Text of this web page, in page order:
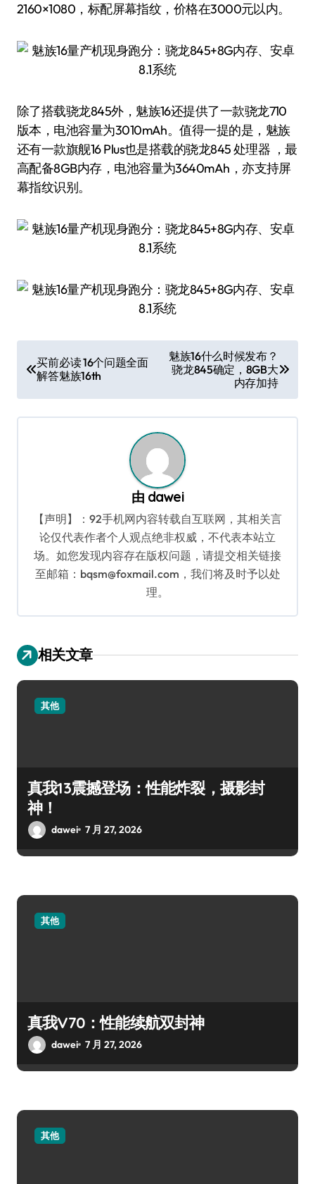
2160×1080，标配屏幕指纹，价格在3000元以内。
除了搭载骁龙845外，魅族16还提供了一款骁龙710
版本，电池容量为3010mAh。值得一提的是，魅族
还有一款旗舰16 Plus也是搭载的骁龙845 处理器 ，最
高配备8GB内存，电池容量为3640mAh，亦支持屏
幕指纹识别。
章
导
航
买前必读 16个问题全面
解答魅族16th
魅族16什么时候发布？
骁龙845确定，8GB大
内存加持
由 dawei
【声明】：92手机网内容转载自互联网，其相关言
论仅代表作者个人观点绝非权威，不代表本站立
场。如您发现内容存在版权问题，请提交相关链接
至邮箱：bqsm@foxmail.com，我们将及时予以处
理。
相关文章
其他
真我13震撼登场：性能炸裂，摄影封
神！
dawei 7 月 27, 2026
其他
真我V70：性能续航双封神
dawei 7 月 27, 2026
其他